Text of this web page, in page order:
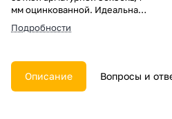
мм оцинкованной. Идеальна
для частных застройщиков и
промышленных гигантов.
монтажа. Убедитесь в её
эффективности — сделайте
выбор в пользу надёжности и
Подробности
Описание Вопросы и